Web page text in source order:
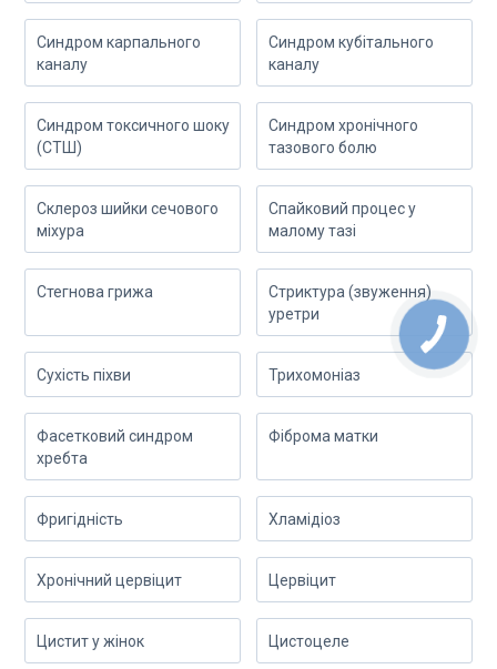
Синдром карпального
каналу
Синдром кубітального
каналу
Синдром токсичного шоку
(СТШ)
Синдром хронічного
тазового болю
Склероз шийки сечового
міхура
Спайковий процес у
малому тазі
Стегнова грижа
Стриктура (звуження)
уретри
Сухість піхви Трихомоніаз
Фасетковий синдром
хребта
Фіброма матки
Фригідність Хламідіоз
Хронічний цервіцит Цервіцит
Цистит у жінок Цистоцеле